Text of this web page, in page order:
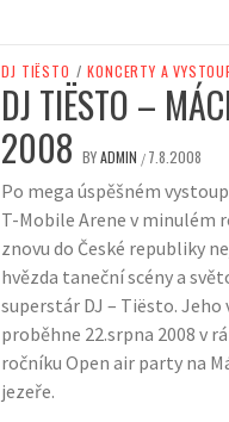
DJ TIËSTO / KONCERTY A
DJ TIËSTO –
2008 BYADMIN / 7.8.2008
Po mega úspěšném
T-Mobile Arene v minulém
znovu do České republiky
hvězda taneční scény a
superstár DJ – Tiësto.
proběhne 22.srpna 2008 v
ročníku Open air party na
jezeře.